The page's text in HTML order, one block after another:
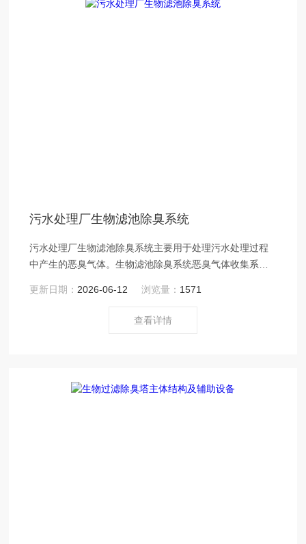
污水处理厂生物滤池除臭系统
污水处理厂生物滤池除臭系统主要用于处理污水处理过程
中产生的恶臭气体。生物滤池除臭系统恶臭气体收集系
更新日期： 2026-06-12 浏览量： 1571
查看详情